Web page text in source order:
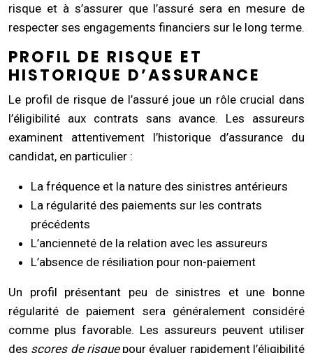
risque et à s’assurer que l’assuré sera en mesure de
respecter ses engagements financiers sur le long terme.
PROFIL DE RISQUE ET
HISTORIQUE D’ASSURANCE
Le profil de risque de l’assuré joue un rôle crucial dans
l’éligibilité aux contrats sans avance. Les assureurs
examinent attentivement l’historique d’assurance du
candidat, en particulier :
La fréquence et la nature des sinistres antérieurs
La régularité des paiements sur les contrats
précédents
L’ancienneté de la relation avec les assureurs
L’absence de résiliation pour non-paiement
Un profil présentant peu de sinistres et une bonne
régularité de paiement sera généralement considéré
comme plus favorable. Les assureurs peuvent utiliser
des scores de risque pour évaluer rapidement l’éligibilité